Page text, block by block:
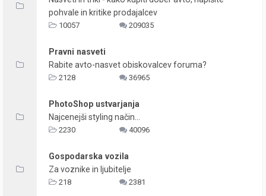
pohvale in kritike prodajalcev
10057 209035
Pravni nasveti
Rabite avto-nasvet obiskovalcev foruma?
2128 36965
PhotoShop ustvarjanja
Najcenejši styling način...
2230 40096
Gospodarska vozila
Za voznike in ljubitelje
218 2381